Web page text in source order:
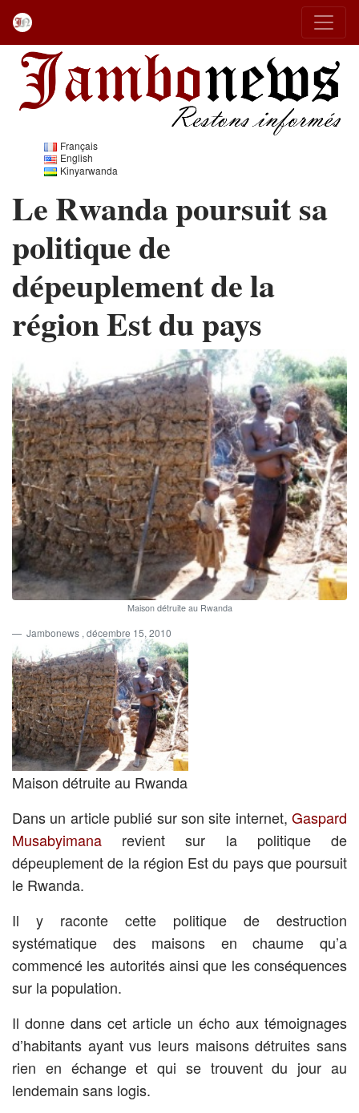
Français
English
Kinyarwanda
Le Rwanda poursuit sa
politique de
dépeuplement de la
région Est du pays
Maison détruite au Rwanda
Jambonews , décembre 15, 2010
Maison détruite au Rwanda
Dans un article publié sur son site internet, Gaspard
Musabyimana revient sur la politique de
dépeuplement de la région Est du pays que poursuit
le Rwanda.
Il y raconte cette politique de destruction
systématique des maisons en chaume qu’a
commencé les autorités ainsi que les conséquences
sur la population.
Il donne dans cet article un écho aux témoignages
d’habitants ayant vus leurs maisons détruites sans
rien en échange et qui se trouvent du jour au
lendemain sans logis.